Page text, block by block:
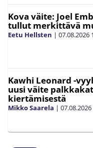
Kova väite: Joel
tullut merkittävä
Eetu Hellsten | 07.08.2026
Kawhi Leonard -
uusi väite
kiertämisestä
Mikko Saarela | 07.08.2026